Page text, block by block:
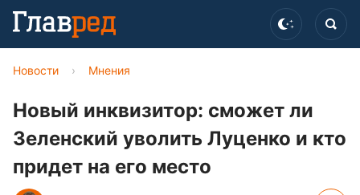
Новости › Мнения
Новый инквизитор: сможет ли
Зеленский уволить Луценко и кто
придет на его место